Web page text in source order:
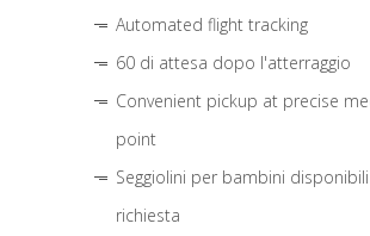
Automated flight tracking
60 di attesa dopo l'atterraggio
Convenient pickup at precise
point
Seggiolini per bambini
richiesta